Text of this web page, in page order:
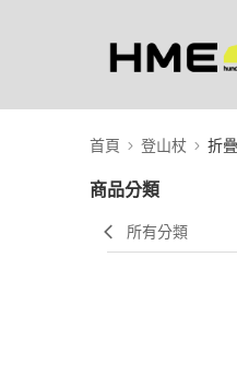
首頁 登山杖 折
商品分類
所有分類